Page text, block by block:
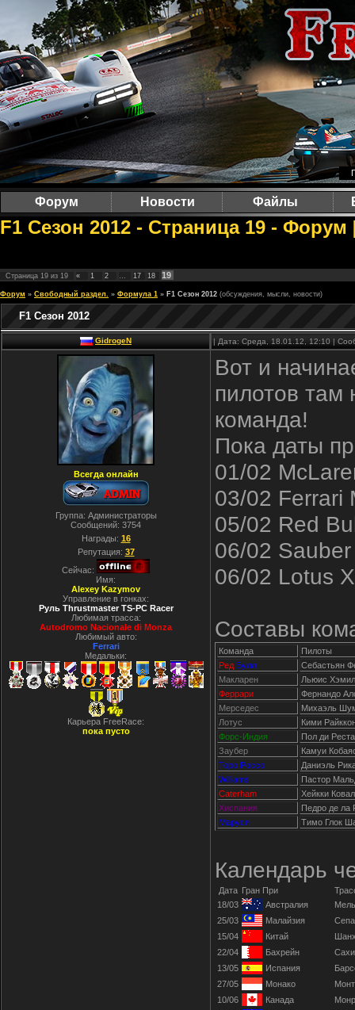
Форум Новости Файлы
F1 Сезон 2012 - Страница 19 -
Страница 19 из 19 « 1 2 … 17 18 19
Форум » Свободный раздел. » Формула 1 » F1 Сезон 2012 (обсуждения, мысли, новости)
F1 Сезон 2012
GidrogeN | Дата: Среда, 18.01.12, 12:10 |
Всегда онлайн
Группа: Администраторы
Сообщений: 3754
Награды: 16
Репутация: 37
Сейчас:
Имя:
Alexey Kazymov
Управление в гонках:
Руль Thrustmaster TS-PC Racer
Любимая трасса:
Autodromo Nacionale di Monza
Любимый авто:
Ferrari
Медальки:
Карьера FreeRace:
пока пусто
Вот и
пилотов там
команда!
Пока даты
01/02
03/02 Ferrari
05/02 Red
06/02
06/02 Lotus
Составы
Команда
Пилоты
Ред Булл
Себастьян
Макларен
Льюис
Феррари
Фернандо
Мерседес
Михаэль
Лотус
Кими
Форс-Индия
Пол ди
Заубер
Камуи
Торо Россо
Даниэль
Williams
Пастор
Caterham
Хейкки
Хиспания
Педро де ла
Маруся
Тимо Глок
Календарь
Дата Гран При
18/03
Австралия
25/03
Малайзия
15/04
Китай
22/04
Бахрейн
13/05
Испания
27/05
Монако
10/06
Канада